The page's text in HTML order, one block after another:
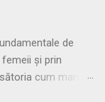
de
și prin
cum manus